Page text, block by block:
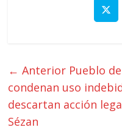
← Anterior Pueblo
condenan uso
descartan acción
Sézan